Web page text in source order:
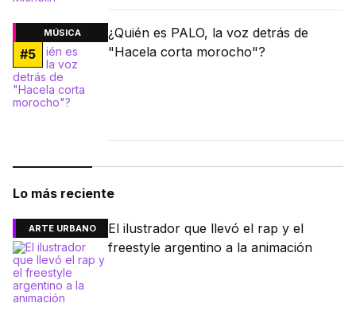
MÚSICA
#5
¿Quién es PALO, la voz detrás de
"Hacela corta morocho"?
Lo más reciente
ARTE URBANO
El ilustrador que llevó el rap y el
freestyle argentino a la animación